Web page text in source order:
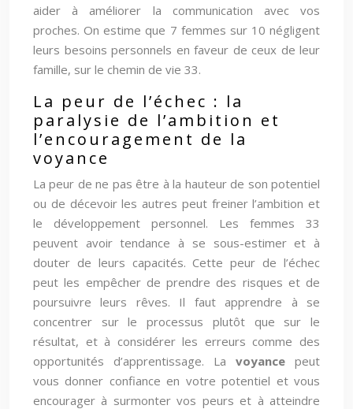
aider à améliorer la communication avec vos
proches. On estime que 7 femmes sur 10 négligent
leurs besoins personnels en faveur de ceux de leur
famille, sur le chemin de vie 33.
La peur de l’échec : la
paralysie de l’ambition et
l’encouragement de la
voyance
La peur de ne pas être à la hauteur de son potentiel
ou de décevoir les autres peut freiner l’ambition et
le développement personnel. Les femmes 33
peuvent avoir tendance à se sous-estimer et à
douter de leurs capacités. Cette peur de l’échec
peut les empêcher de prendre des risques et de
poursuivre leurs rêves. Il faut apprendre à se
concentrer sur le processus plutôt que sur le
résultat, et à considérer les erreurs comme des
opportunités d’apprentissage. La voyance peut
vous donner confiance en votre potentiel et vous
encourager à surmonter vos peurs et à atteindre